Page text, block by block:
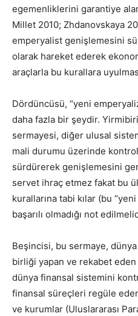
egemenliklerini garantiye
Millet 2010; Zhdanovskaya
emperyalist genişlemesini
olarak hareket ederek
araçlarla bu kurallara
Dördüncüsü, “yeni
daha fazla bir şeydir.
sermayesi, diğer ulusal
mali durumu üzerinde
sürdürerek genişlemesini
servet ihraç etmez fakat bu
kurallarına tabi kılar (bu
başarılı olmadığı not
Beşincisi, bu sermaye,
birliği yapan ve rekabet
dünya finansal sistemini
finansal süreçleri regüle
ve kurumlar (Uluslararası